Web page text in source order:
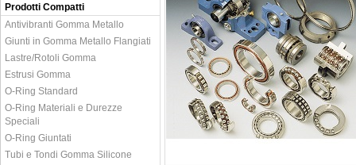
Prodotti Compatti
Antivibranti Gomma Metallo
Giunti in Gomma Metallo Flangiati
Lastre/Rotoli Gomma
Estrusi Gomma
O-Ring Standard
O-Ring Materiali e Durezze
Speciali
O-Ring Giuntati
Tubi e Tondi Gomma Silicone